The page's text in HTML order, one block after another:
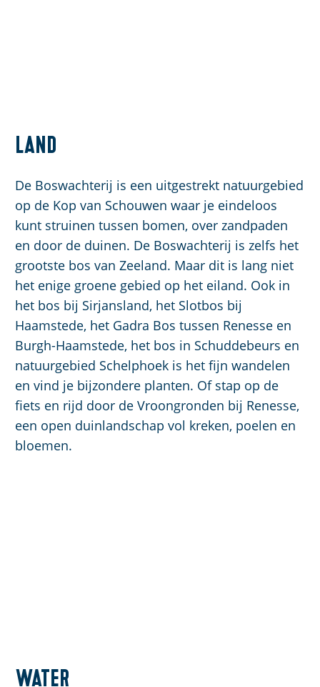
Land
De Boswachterij is een uitgestrekt natuurgebied
op de Kop van Schouwen waar je eindeloos
kunt struinen tussen bomen, over zandpaden
en door de duinen. De Boswachterij is zelfs het
grootste bos van Zeeland. Maar dit is lang niet
het enige groene gebied op het eiland. Ook in
het bos bij Sirjansland, het Slotbos bij
Haamstede, het Gadra Bos tussen Renesse en
Burgh-Haamstede, het bos in Schuddebeurs en
natuurgebied Schelphoek is het fijn wandelen
en vind je bijzondere planten. Of stap op de
fiets en rijd door de Vroongronden bij Renesse,
een open duinlandschap vol kreken, poelen en
bloemen.
Water